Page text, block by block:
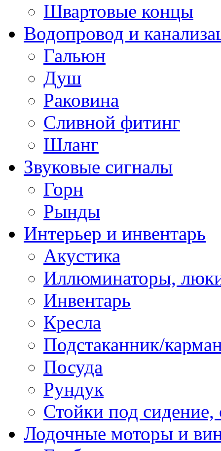
Швартовые концы
Водопровод и
Гальюн
Душ
Раковина
Сливной фитинг
Шланг
Звуковые сигналы
Горн
Рынды
Интерьер и инвентарь
Акустика
Иллюминаторы,
Инвентарь
Кресла
Подстаканник/
Посуда
Рундук
Стойки под
Лодочные моторы и